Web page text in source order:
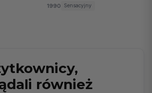
1990 Sensacyjny
również